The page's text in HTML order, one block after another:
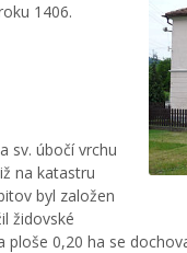
1406.
sv. úbočí vrchu
na katastru
byl založen
židovské
ploše 0,20 ha se